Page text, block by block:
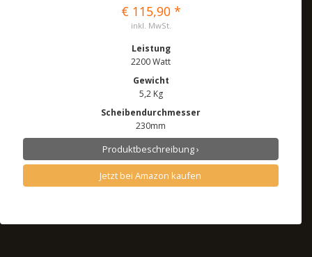
€ 115,90 *
inkl. MwSt.
Leistung
2200 Watt
Gewicht
5,2 Kg
Scheibendurchmesser
230mm
Produktbeschreibung ›
Jetzt bei Amazon kaufen